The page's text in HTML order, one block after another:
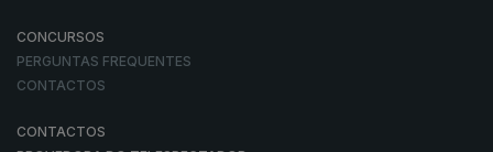
CONCURSOS
PERGUNTAS FREQUENTES
CONTACTOS
CONTACTOS